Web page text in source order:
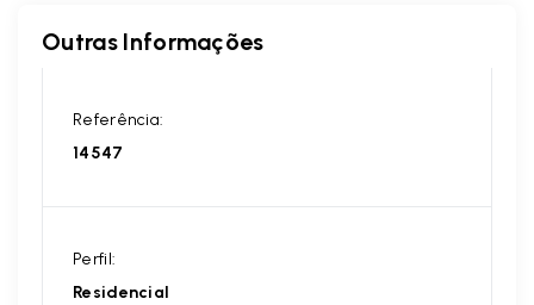
Outras Informações
Referência:
14547
Perfil:
Residencial